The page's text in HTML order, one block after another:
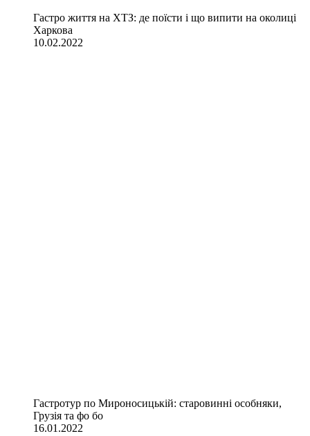
Гастро життя на ХТЗ: де поїсти і що випити на околиці
Харкова
10.02.2022
Гастротур по Мироносицькій: старовинні особняки,
Грузія та фо бо
16.01.2022